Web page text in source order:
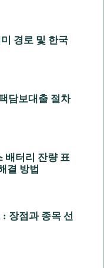
경로 및 한국
담보대출 절차
배터리 잔량 표
결 방법
장점과 종목 선